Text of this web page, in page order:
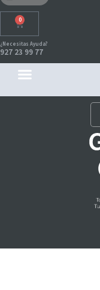
0
Carrito
¿Necesitas Ayuda?
927 23 99 77